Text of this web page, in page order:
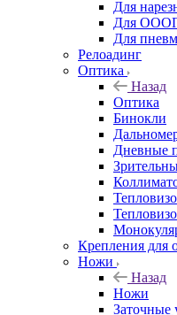
Для
Для
Для
Релоадинг
Оптика
Назад
Оптика
Бинокли
Дневные
Крепления для
Ножи
Назад
Ножи
Заточные